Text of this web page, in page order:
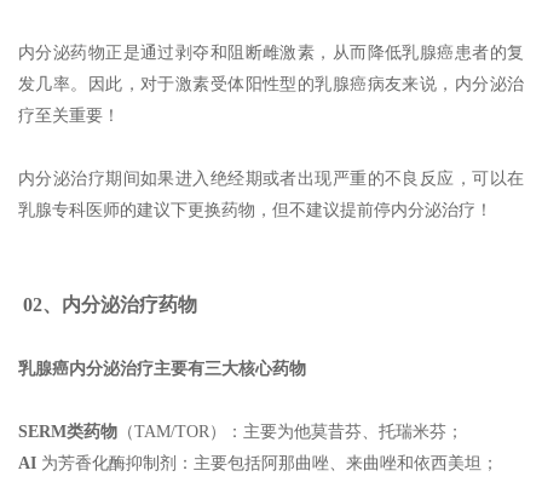
内分泌药物正是通过剥夺和阻断雌激素，从而降低乳腺癌患者的复
发几率。因此，对于激素受体阳性型的乳腺癌病友来说，内分泌治
疗至关重要！
内分泌治疗期间如果进入绝经期或者出现严重的不良反应，可以在
乳腺专科医师的建议下更换药物，但不建议提前停内分泌治疗！
02、内分泌治疗药物
乳腺癌内分泌治疗主要有三大核心药物
SERM类药物 （TAM/TOR）：主要为他莫昔芬、托瑞米芬；
AI 为芳香化酶抑制剂：主要包括阿那曲唑、来曲唑和依西美坦；